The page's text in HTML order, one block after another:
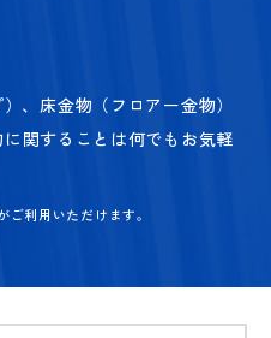
、床金物（フロアー金物）
関することは何でもお気軽
利用いただけます。